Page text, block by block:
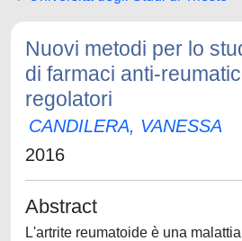
Nuovi metodi per lo
di farmaci anti-
regolatori
CANDILERA, VANESSA
2016
Abstract
L'artrite reumatoide è una